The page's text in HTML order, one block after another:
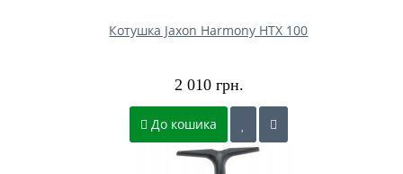
Котушка Jaxon Harmony HTX 100
2 010 грн.
До кошика